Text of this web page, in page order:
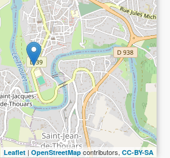
Leaflet |OpenStreetMapcontributors,CC-BY-SA